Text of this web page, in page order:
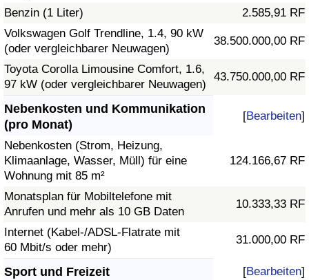
Benzin (1 Liter)
2.585,91 RF
Volkswagen Golf Trendline, 1.4, 90 kW
(oder vergleichbarer Neuwagen)
38.500.000,00 RF
Toyota Corolla Limousine Comfort, 1.6,
97 kW (oder vergleichbarer Neuwagen)
43.750.000,00 RF
Nebenkosten und Kommunikation
(pro Monat)
[Bearbeiten]
Nebenkosten (Strom, Heizung,
Klimaanlage, Wasser, Müll) für eine
Wohnung mit 85 m²
124.166,67 RF
Monatsplan für Mobiltelefone mit
Anrufen und mehr als 10 GB Daten
10.333,33 RF
Internet (Kabel-/ADSL-Flatrate mit
60 Mbit/s oder mehr)
31.000,00 RF
Sport und Freizeit [Bearbeiten]